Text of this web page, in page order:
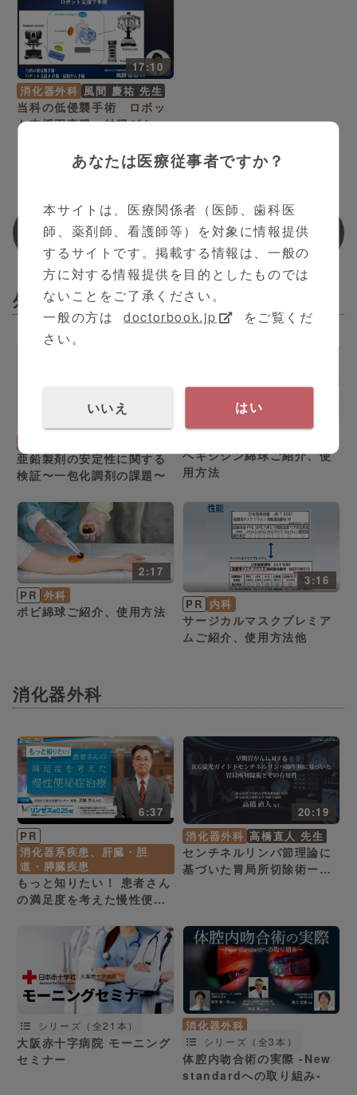
17:10
消化器外科 風間 慶祐 先生
当科の低侵襲手術 ロボッ
ト支援下直腸・結腸がん手
関連動画
外科
亜鉛製剤の安定性に関する
検証〜一包化調剤の課題〜
ヘキシジン綿球ご紹介、使
用方法
2:17
PR 外科
ポビ綿球ご紹介、使用方法
3:16
PR 内科
サージカルマスクプレミア
ムご紹介、使用方法他
消化器外科
6:37
PR
消化器系疾患、肝臓・胆
道・膵臓疾患
もっと知りたい！ 患者さん
の満足度を考えた慢性便秘
20:19
消化器外科 高橋直人 先生
センチネルリンパ節理論に
基づいた胃局所切除術ーSN
シリーズ（全21本）
大阪赤十字病院 モーニング
セミナー
消化器外科
シリーズ（全3本）
体腔内吻合術の実際 -New
standardへの取り組み-
あなたは医療従事者ですか？
本サイトは、医療関係者（医師、歯科医
師、薬剤師、看護師等）を対象に情報提供
するサイトです。掲載する情報は、一般の
方に対する情報提供を目的としたものでは
ないことをご了承ください。
一般の方は
doctorbook.jp
をご覧くだ
さい。
いいえ はい